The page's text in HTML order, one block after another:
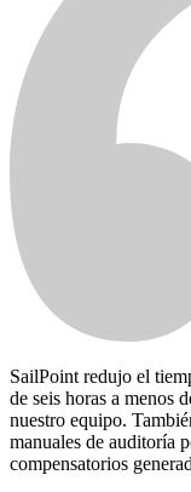
SailPoint redujo el
de seis horas a menos
nuestro equipo.
manuales de auditoría
compensatorios